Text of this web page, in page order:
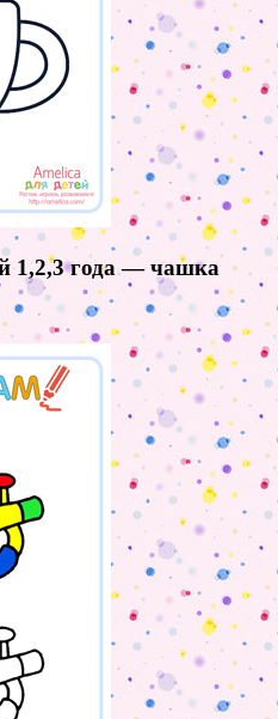
1,2,3 года — чашка